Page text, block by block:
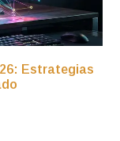
Estrategias